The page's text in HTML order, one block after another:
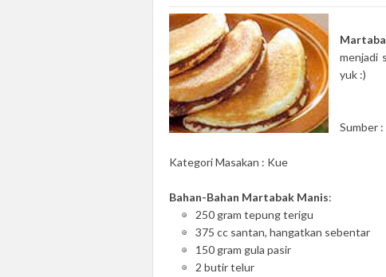
menjadi
yuk :)
Sumber
Kategori Masakan : Kue
Bahan-Bahan Martabak Manis:
250 gram tepung terigu
375 cc santan, hangatkan sebentar
150 gram gula pasir
2 butir telur